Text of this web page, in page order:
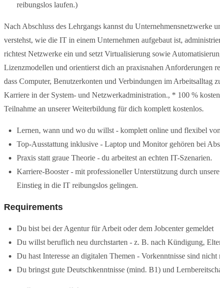
reibungslos laufen.)
Nach Abschluss des Lehrgangs kannst du Unternehmensnetzwerke
verstehst, wie die IT in einem Unternehmen aufgebaut ist,
richtest Netzwerke ein und setzt Virtualisierung sowie
Lizenzmodellen und orientierst dich an praxisnahen Anforderungen
dass Computer, Benutzerkonten und Verbindungen im Arbeitsalltag
Karriere in der System- und Netzwerkadministration., * 100 %
Teilnahme an unserer Weiterbildung für dich komplett kostenlos.
Lernen, wann und wo du willst - komplett online und flexibel
Top-Ausstattung inklusive - Laptop und Monitor gehören bei
Praxis statt graue Theorie - du arbeitest an echten IT-Szenarien.
Karriere-Booster - mit professioneller Unterstützung durch
Einstieg in die IT reibungslos gelingen.
Requirements
Du bist bei der Agentur für Arbeit oder dem Jobcenter gemeldet
Du willst beruflich neu durchstarten - z. B. nach Kündigung,
Du hast Interesse an digitalen Themen - Vorkenntnisse sind nicht
Du bringst gute Deutschkenntnisse (mind. B1) und